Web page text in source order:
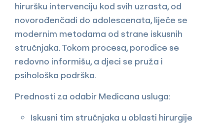
hiruršku intervenciju kod svih uzrasta, od
novorođenčadi do adolescenata, liječe se
modernim metodama od strane iskusnih
stručnjaka. Tokom procesa, porodice se
redovno informišu, a djeci se pruža i
psihološka podrška.
Prednosti za odabir Medicana usluga:
Iskusni tim stručnjaka u oblasti hirurgije